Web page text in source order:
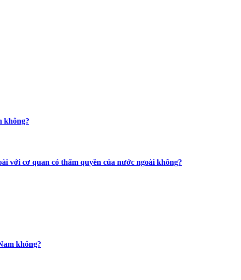
không?
với cơ quan có thẩm quyền của nước ngoài không?
không?